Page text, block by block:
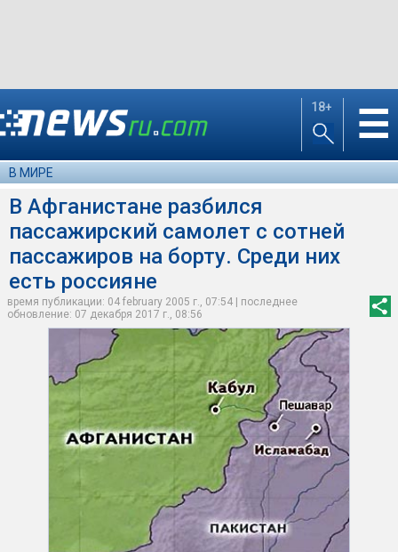
18+ ☰
В МИРЕ
В Афганистане разбился
пассажирский самолет с сотней
пассажиров на борту. Среди них
есть россияне
время публикации: 04 february 2005 г., 07:54 | последнее
обновление: 07 декабря 2017 г., 08:56